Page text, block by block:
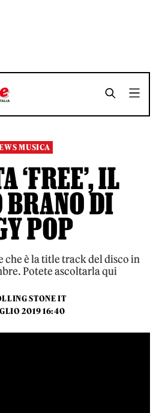
SHARE
SHARE
MUSICA
‘FREE’, IL
BRANO DI
POP
che è la title track del disco in
Potete ascoltarla qui
STONE IT
2019 16:40